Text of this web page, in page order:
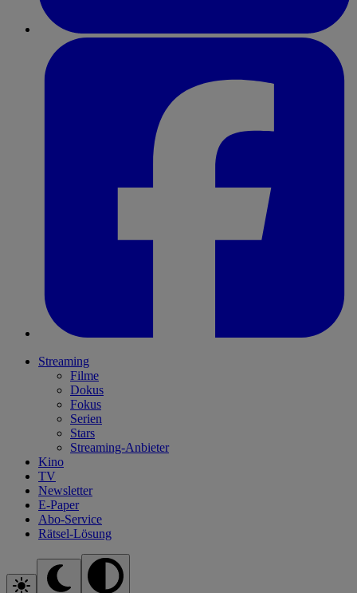
Streaming
Filme
Dokus
Fokus
Serien
Stars
Streaming-Anbieter
Kino
TV
Newsletter
E-Paper
Abo-Service
Rätsel-Lösung